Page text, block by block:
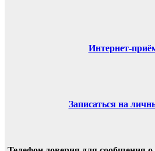
Интернет-
Записаться на